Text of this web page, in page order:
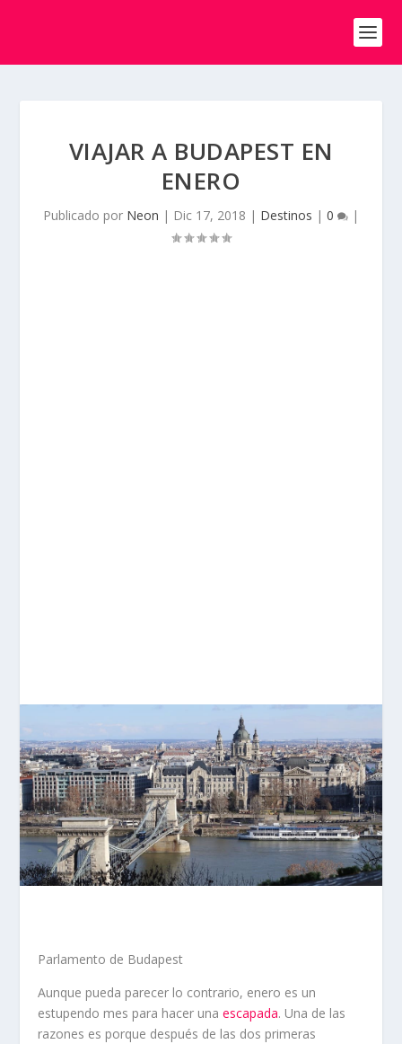
VIAJAR A BUDAPEST EN
ENERO
Publicado por Neon | Dic 17, 2018 | Destinos | 0 |
Parlamento de Budapest
Aunque pueda parecer lo contrario, enero es un
estupendo mes para hacer unaescapada. Una de las
razones es porque después de las dos primeras